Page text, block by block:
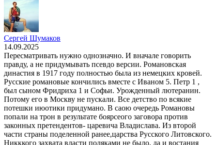
Сергей Шумаков
14.09.2025
Пересматривать нужно однозначно. И вначале говорить
правду, а не придумывать псевдо версии. Романовская
династия в 1917 году полностью была из немецких кровей.
Русские романовые кончились вместе с Иваном 5. Петр 1 ,
был сыном Фридриха 1 и Софьи. Урожденный лютеранин.
Потому его в Москву не пускали. Все детство по всякие
потешки июотики придумано. В саою очередь Романовы
попали на трон в результате боярсеого заговора против
законных претендентов- царевича Владислава. Из второй
части страны поделенной ранее,царства Русского Литовского.
Никккого захвата власти поляками не было, да и востания